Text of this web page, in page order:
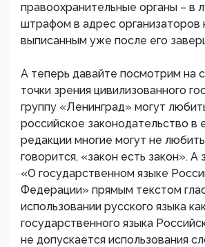
правоохранительные органы – в
штрафом в адрес организаторов
выписанным уже после его
А теперь давайте посмотрим на
точки зрения цивилизованного
группу «Ленинград» могут
российское законодательство в
редакции многие могут не
говорится, «закон есть закон». А
«О государственном языке
Федерации» прямым текстом
использовании русского языка
государственного языка
не допускается использования